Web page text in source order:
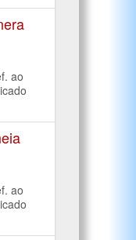
ao
ao